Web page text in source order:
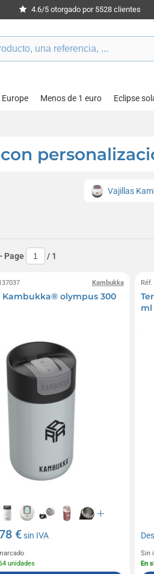
4.6/5 otorgado por 5528 clientes
Europe Menos de 1 euro Eclipse
Vajillas
- Page / 1
Kambukka
Kambukka® olympus 300
€sin IVA
unidades
ml
Sin
En